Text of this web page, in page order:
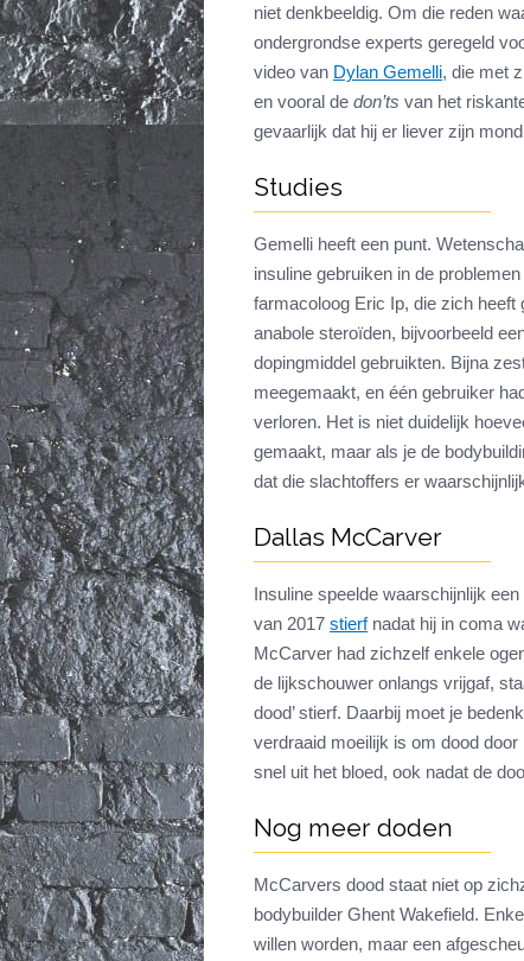
niet denkbeeldig. Om die reden
ondergrondse experts geregeld
video van Dylan Gemelli, die met
en vooral de don’ts van het
gevaarlijk dat hij er liever zijn
Studies
Gemelli heeft een punt.
insuline gebruiken in de
farmacoloog Eric Ip, die zich
anabole steroïden, bijvoorbeeld
dopingmiddel gebruikten. Bijna
meegemaakt, en één gebruiker
verloren. Het is niet duidelijk
gemaakt, maar als je de
dat die slachtoffers er
Dallas McCarver
Insuline speelde waarschijnlijk
van 2017 stierfnadat hij in coma
McCarver had zichzelf enkele
de lijkschouwer onlangs vrijgaf,
dood’ stierf. Daarbij moet je
verdraaid moeilijk is om dood
snel uit het bloed, ook nadat de
Nog meer doden
McCarvers dood staat niet op
bodybuilder Ghent Wakefield.
willen worden, maar een